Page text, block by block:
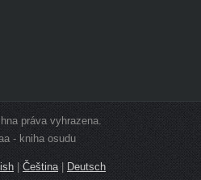
práva vyhrazena.
- kniha osudu
|Čeština | Deutsch